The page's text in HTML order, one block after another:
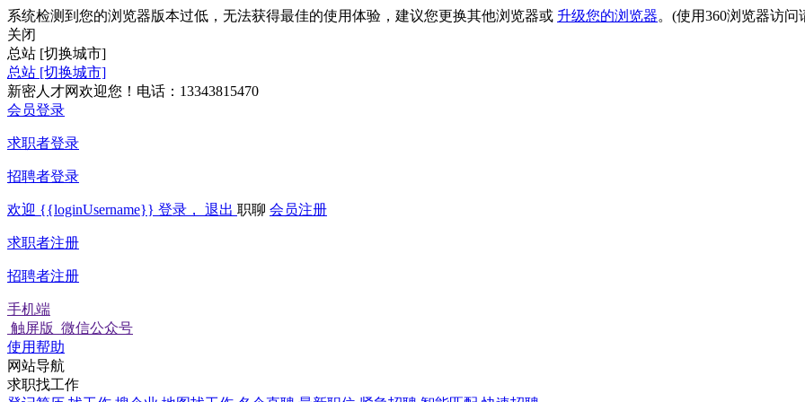
系统检测到您的浏览器版本过低，无法获得最佳的使用体验，建议您更换其他浏览器或 升级您的浏览器。(使用360浏览器访
关闭
总站 [切换城市]
总站 [切换城市]
新密人才网欢迎您！电话：13343815470
会员登录
求职者登录
招聘者登录
欢迎 {{loginUsername}} 登录， 退出 职聊 会员注册
求职者注册
招聘者注册
手机端
触屏版 微信公众号
使用帮助
网站导航
求职找工作